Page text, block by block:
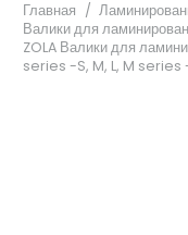
Главная /
Валики для
ZOLA Валики для
series -S, M, L, M series